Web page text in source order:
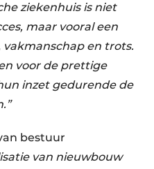
ziekenhuis is niet
maar vooral een
en trots.
voor de prettige
inzet gedurende de
bestuur
van nieuwbouw